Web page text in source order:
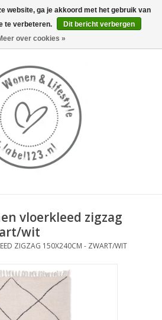
0 Artikelen - €0,00
vloerkleed zigzag
wit
ZIGZAG 150X240CM - ZWART/WIT
website, ga je akkoord met het gebruik van
te verbeteren.
Dit bericht verbergen
over cookies »